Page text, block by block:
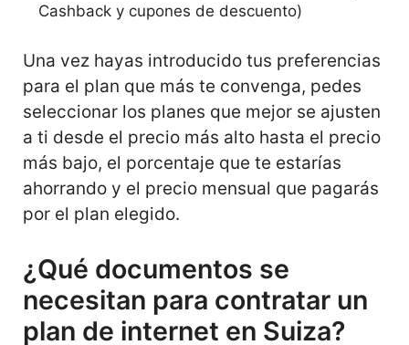
Cashback y cupones de descuento)
Una vez hayas introducido tus preferencias
para el plan que más te convenga, pedes
seleccionar los planes que mejor se ajusten
a ti desde el precio más alto hasta el precio
más bajo, el porcentaje que te estarías
ahorrando y el precio mensual que pagarás
por el plan elegido.
¿Qué documentos se
necesitan para contratar un
plan de internet en Suiza?